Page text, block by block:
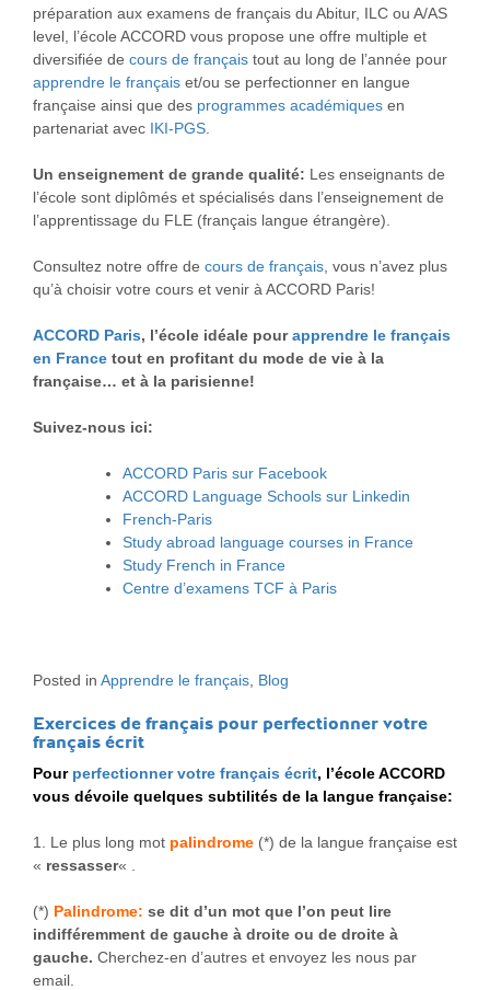
préparation aux examens de français du Abitur, ILC ou A/AS
level, l’école ACCORD vous propose une offre multiple et
diversifiée de cours de français tout au long de l’année pour
apprendre le français et/ou se perfectionner en langue
française ainsi que des programmes académiques en
partenariat avec IKI-PGS
Un enseignement de grande qualité: Les enseignants de
l’école sont diplômés et spécialisés dans l’enseignement de
l’apprentissage du FLE (français langue étrangère).
Consultez notre offre de cours de français , vous n’avez plus
qu’à choisir votre cours et venir à ACCORD Paris!
ACCORD Paris, l’école idéale pourapprendre le français
en France tout en profitant du mode de vie à la
française… et à la parisienne!
Suivez-nous ici:
ACCORD Paris sur Facebook
ACCORD Language Schools sur Linkedin
French-Paris
Study abroad language courses in France
Study French in France
Centre d’examens TCF à Paris
Posted in Apprendre le français Blog
Exercices de français pour perfectionner votre
français écrit
Pour perfectionner votre français écrit, l’école ACCORD
vous dévoile quelques subtilités de la langue française:
1. Le plus long mot palindrome (*) de la langue française est
« ressasser« .
(*) Palindrome: se dit d’un mot que l’on peut lire
indifféremment de gauche à droite ou de droite à
gauche. Cherchez-en d’autres et envoyez les nous par
email.